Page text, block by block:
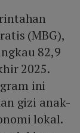
(MBG),
82,9
2025.
ini
gizi anak-
lokal.